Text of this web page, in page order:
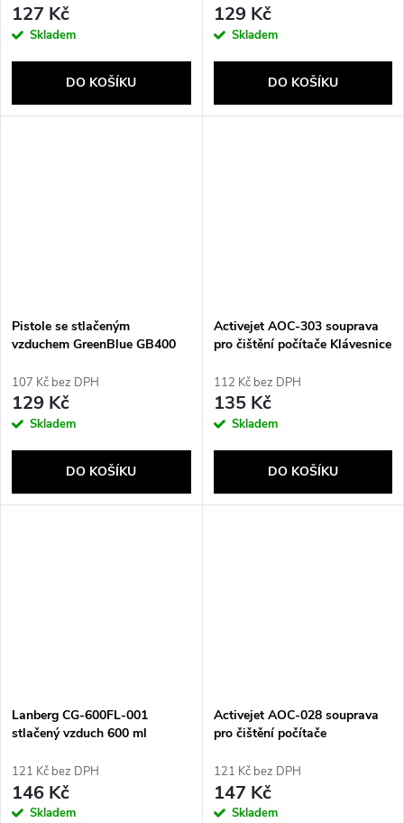
127 Kč
Skladem
DO KOŠÍKU
129 Kč
Skladem
DO KOŠÍKU
Pistole se stlačeným
vzduchem GreenBlue GB400
107 Kč bez DPH
129 Kč
Skladem
DO KOŠÍKU
Activejet AOC-303 souprava
pro čištění počítače Klávesnice
112 Kč bez DPH
135 Kč
Skladem
DO KOŠÍKU
Lanberg CG-600FL-001
stlačený vzduch 600 ml
121 Kč bez DPH
146 Kč
Skladem
Activejet AOC-028 souprava
pro čištění počítače
LCD/TFT/Plazma Sprej na
čištění zařízení 500 ml
121 Kč bez DPH
147 Kč
Skladem
Send